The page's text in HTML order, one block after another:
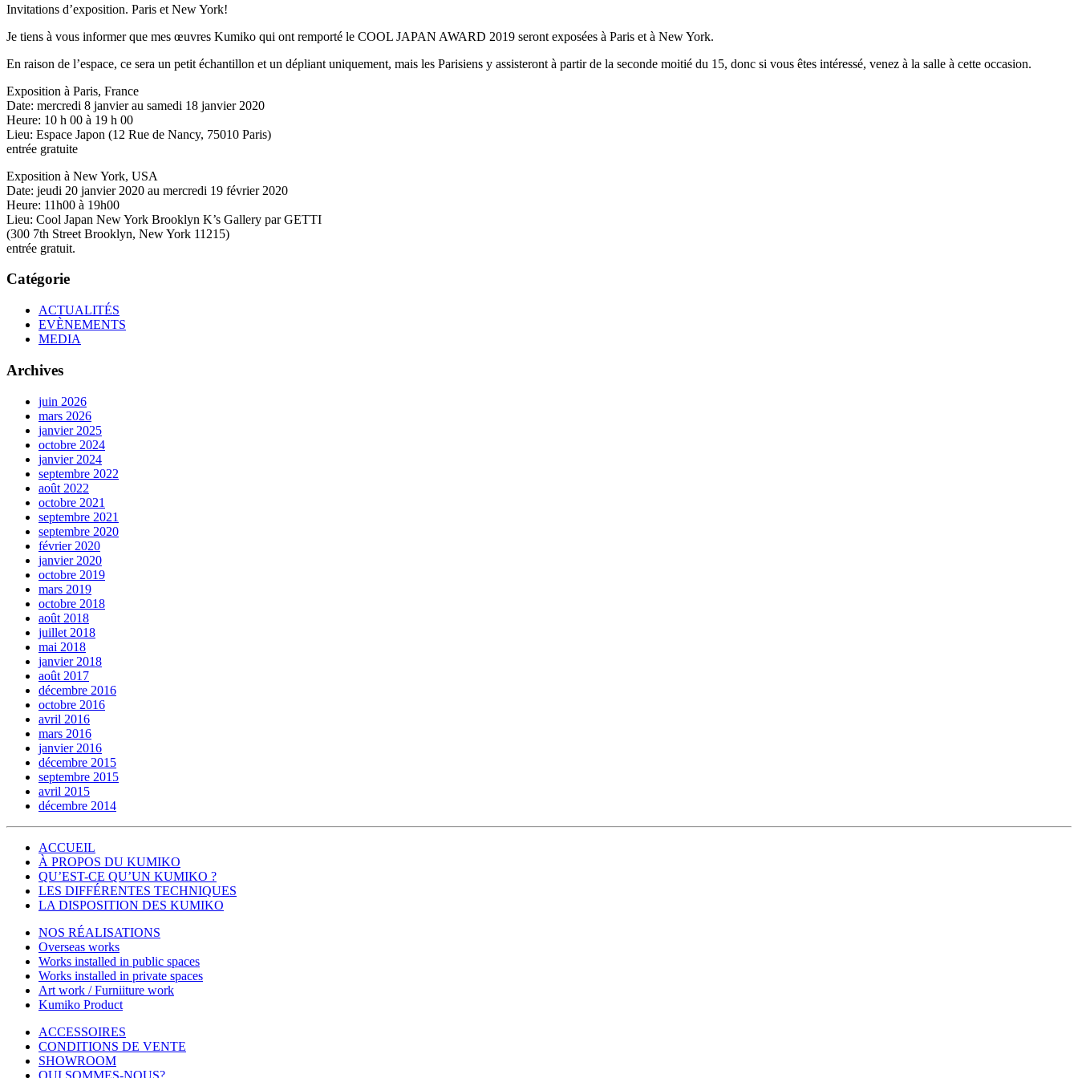
Invitations d’exposition. Paris et New York!
Je tiens à vous informer que mes œuvres Kumiko qui ont remporté le COOL JAPAN AWARD 2019 seront exposées à Paris et à New York.
En raison de l’espace, ce sera un petit échantillon et un dépliant uniquement, mais les Parisiens y assisteront à partir de la seconde moitié du 15, donc si vous êtes intéressé, venez à la salle à cette occasion.
Exposition à Paris, France
Date: mercredi 8 janvier au samedi 18 janvier 2020
Heure: 10 h 00 à 19 h 00
Lieu: Espace Japon (12 Rue de Nancy, 75010 Paris)
entrée gratuite
Exposition à New York, USA
Date: jeudi 20 janvier 2020 au mercredi 19 février 2020
Heure: 11h00 à 19h00
Lieu: Cool Japan New York Brooklyn K’s Gallery par GETTI
(300 7th Street Brooklyn, New York 11215)
entrée gratuit.
Catégorie
ACTUALITÉS
EVÈNEMENTS
MEDIA
Archives
juin 2026
mars 2026
janvier 2025
octobre 2024
janvier 2024
septembre 2022
août 2022
octobre 2021
septembre 2021
septembre 2020
février 2020
janvier 2020
octobre 2019
mars 2019
octobre 2018
août 2018
juillet 2018
mai 2018
janvier 2018
août 2017
décembre 2016
octobre 2016
avril 2016
mars 2016
janvier 2016
décembre 2015
septembre 2015
avril 2015
décembre 2014
ACCUEIL
À PROPOS DU KUMIKO
QU’EST-CE QU’UN KUMIKO ?
LES DIFFÉRENTES TECHNIQUES
LA DISPOSITION DES KUMIKO
NOS RÉALISATIONS
Overseas works
Works installed in public spaces
Works installed in private spaces
Art work / Furniiture work
Kumiko Product
ACCESSOIRES
CONDITIONS DE VENTE
SHOWROOM
QUI SOMMES-NOUS?